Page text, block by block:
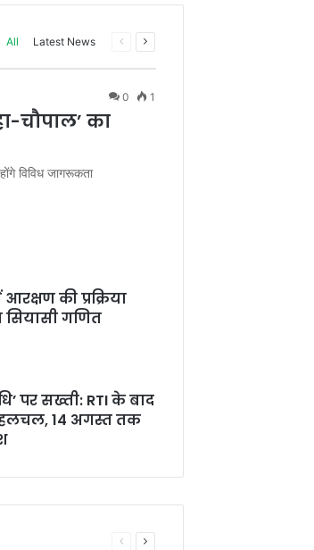
All Latest News
Previous
Next
0 1
चौपाल’ का
विविध जागरूकता
की प्रक्रिया
सियासी गणित
पर सख्ती: RTI के बाद
14 अगस्त तक
Previous
Next